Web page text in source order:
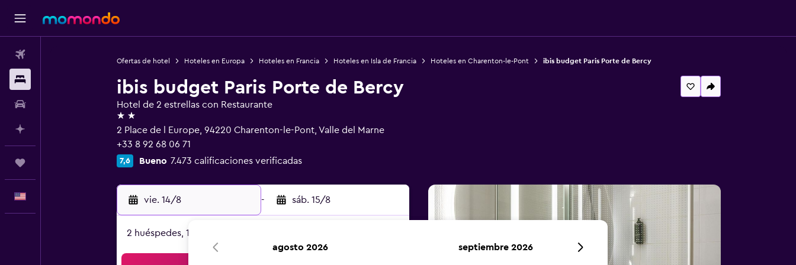
Ofertas de hotel Hoteles en Europa Hoteles en Francia Hoteles en Isla de Francia Hoteles en Charenton-le-Pont ibis budget Paris Porte de Bercy
ibis budget Paris Porte de Bercy
Hotel de 2 estrellas con Restaurante
2 estrellas
2 Place de l Europe, 94220 Charenton-le-Pont, Valle del Marne
+33 8 92 68 06 71
7,6 Bueno 7.473 calificaciones verificadas
vie. 14/8 - sáb. 15/8
2 huéspedes, 1 habitación
agosto 2026 septiembre 2026